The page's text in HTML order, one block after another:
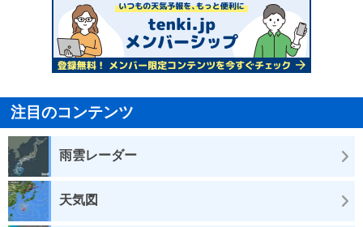
注目のコンテンツ
雨雲レーダー
天気図